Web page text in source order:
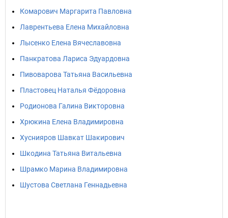
Комарович Маргарита Павловна
Лаврентьева Елена Михайловна
Лысенко Елена Вячеславовна
Панкратова Лариса Эдуардовна
Пивоварова Татьяна Васильевна
Пластовец Наталья Фёдоровна
Родионова Галина Викторовна
Хрюкина Елена Владимировна
Хуснияров Шавкат Шакирович
Шкодина Татьяна Витальевна
Шрамко Марина Владимировна
Шустова Светлана Геннадьевна